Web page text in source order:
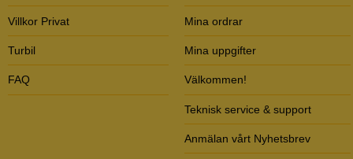
Villkor Privat
Turbil
FAQ
Mina ordrar
Mina uppgifter
Välkommen!
Teknisk service & support
Anmälan vårt Nyhetsbrev